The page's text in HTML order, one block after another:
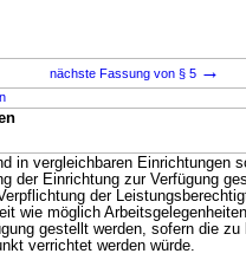
nächste Fassung von § 5 →
in vergleichbaren Einrichtungen
der Einrichtung zur Verfügung
der
wie möglich
gestellt werden, sofern die zu
verrichtet werden würde.